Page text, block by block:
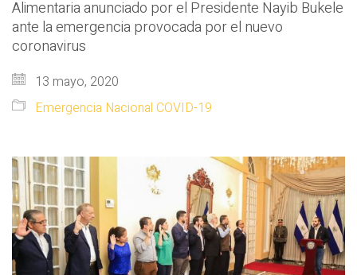
Alimentaria anunciado por el Presidente Nayib Bukele
ante la emergencia provocada por el nuevo
coronavirus
13 mayo, 2020
Emergencia Nacional COVID-19